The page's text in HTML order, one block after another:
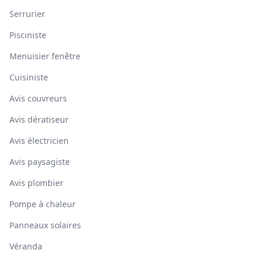
Serrurier
Pisciniste
Menuisier fenêtre
Cuisiniste
Avis couvreurs
Avis dératiseur
Avis électricien
Avis paysagiste
Avis plombier
Pompe à chaleur
Panneaux solaires
Véranda